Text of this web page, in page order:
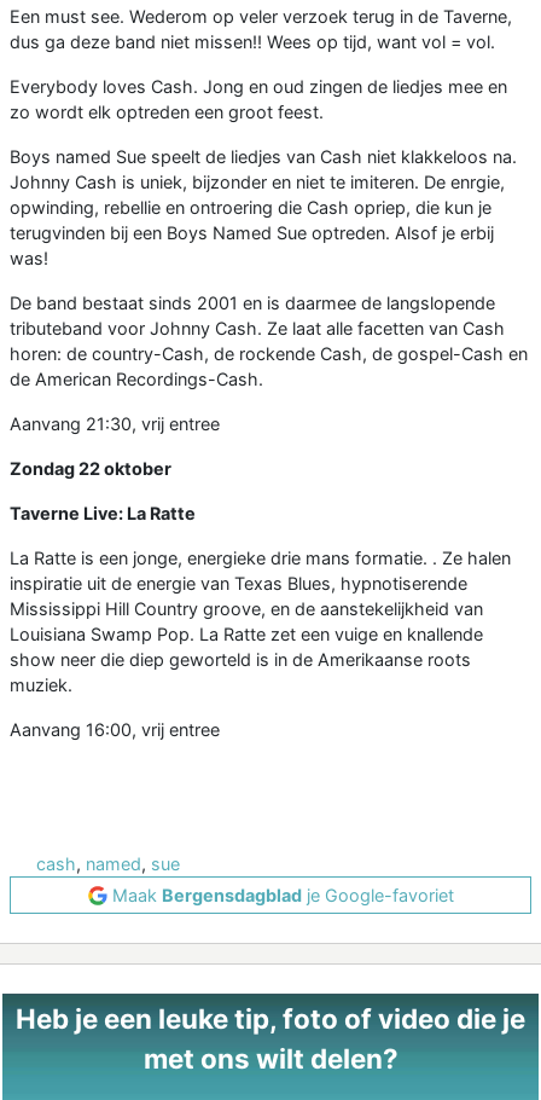
Een must see. Wederom op veler verzoek terug in de Taverne,
dus ga deze band niet missen!! Wees op tijd, want vol = vol.
Everybody loves Cash. Jong en oud zingen de liedjes mee en
zo wordt elk optreden een groot feest.
Boys named Sue speelt de liedjes van Cash niet klakkeloos na.
Johnny Cash is uniek, bijzonder en niet te imiteren. De enrgie,
opwinding, rebellie en ontroering die Cash opriep, die kun je
terugvinden bij een Boys Named Sue optreden. Alsof je erbij
was!
De band bestaat sinds 2001 en is daarmee de langslopende
tributeband voor Johnny Cash. Ze laat alle facetten van Cash
horen: de country-Cash, de rockende Cash, de gospel-Cash en
de American Recordings-Cash.
Aanvang 21:30, vrij entree
Zondag 22 oktober
Taverne Live: La Ratte
La Ratte is een jonge, energieke drie mans formatie. . Ze halen
inspiratie uit de energie van Texas Blues, hypnotiserende
Mississippi Hill Country groove, en de aanstekelijkheid van
Louisiana Swamp Pop. La Ratte zet een vuige en knallende
show neer die diep geworteld is in de Amerikaanse roots
muziek.
Aanvang 16:00, vrij entree
cash, named, sue
Maak Bergensdagbladje Google-favoriet
Heb je een leuke tip, foto of video die je
met ons wilt delen?